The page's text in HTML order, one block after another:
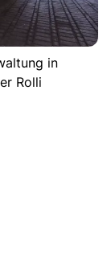
in
Rolli